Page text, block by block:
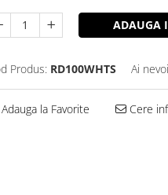
ADAUGA
Produs: RD100WHTS Ai
Adauga la Favorite Cere